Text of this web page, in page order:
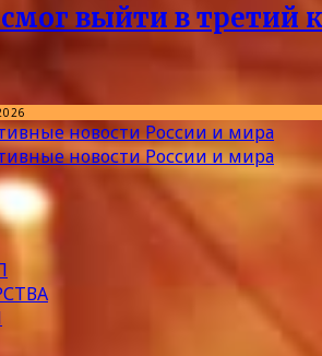
смог выйти в третий